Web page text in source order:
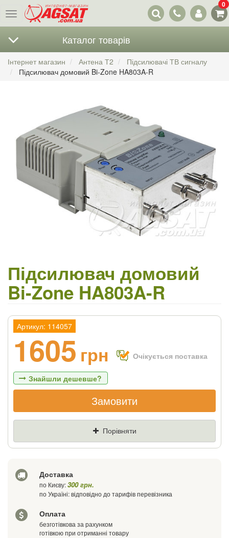
Меню
Наші
контакти
0
Каталог товарів
Інтернет магазин Антена Т2
Підсилювачі ТВ сигналу
Підсилювач домовий Bi-Zone HA803A-R
Підсилювач домовий
Bi-Zone HA803A-R
Артикул: 114057
1605 грн Очікується поставка
Знайшли дешевше?
Якщо Ви знайдете товар дешевше - ми
знизимо ціну і подаруємо % від різниці
Ціна
Ваш телефон
Де знайшли (Url посилання)
Замовити
Порівняти
Доставка
по Києву:300 грн.
по Україні: відповідно до тарифів перевізника
Оплата
безготівкова за рахунком
готівкою при отриманні товару